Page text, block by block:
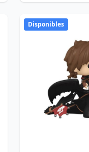
Disponibles